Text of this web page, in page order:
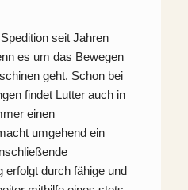
seit Jahren
es um das Bewegen
geht. Schon bei
findet Lutter auch in
einen
umgehend ein
erfolgt durch fähige und